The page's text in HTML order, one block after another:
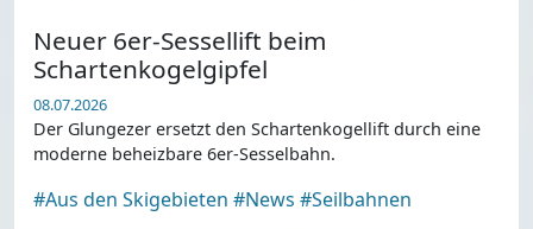
Neuer 6er-Sessellift beim
Schartenkogelgipfel
08.07.2026
Der Glungezer ersetzt den Schartenkogellift durch eine
moderne beheizbare 6er-Sesselbahn.
#Aus den Skigebieten #News #Seilbahnen